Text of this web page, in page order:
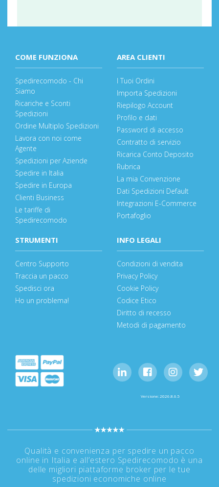
COME FUNZIONA
Spedirecomodo - Chi
Siamo
Ricariche e Sconti
Spedizioni
Ordine Multiplo Spedizioni
Lavora con noi come
Agente
Spedizioni per Aziende
Spedire in Italia
Spedire in Europa
Clienti Business
Le tariffe di
Spedirecomodo
AREA CLIENTI
I Tuoi Ordini
Importa Spedizioni
Riepilogo Account
Profilo e dati
Password di accesso
Contratto di servizio
Ricarica Conto Deposito
Rubrica
La mia Convenzione
Dati Spedizioni Default
Integrazioni E-Commerce
Portafoglio
STRUMENTI
Centro Supporto
Traccia un pacco
Spedisci ora
Ho un problema!
INFO LEGALI
Condizioni di vendita
Privacy Policy
Cookie Policy
Codice Etico
Diritto di recesso
Metodi di pagamento
Versione: 2026.8.6.5
Qualità e convenienza per spedire un pacco
online in Italia e all’estero Spedirecomodo è una
delle migliori piattaforme broker per le tue
spedizioni economiche online